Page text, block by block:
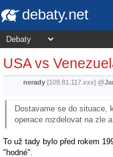
debaty.net
USA vs
nerady [109.81.117.xxx] @
Dostavame se do situace,
operace rozdelovat na zle a
To už tady bylo před rokem
"hodné".